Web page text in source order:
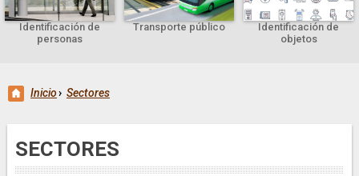
Identificación de
personas
Transporte público
Identificación de
objetos
Inicio› Sectores
SECTORES